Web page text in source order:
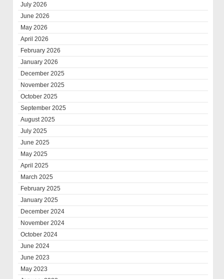
July 2026
June 2026
May 2026
April 2026
February 2026
January 2026
December 2025
November 2025
October 2025
September 2025
August 2025
July 2025
June 2025
May 2025
April 2025
March 2025
February 2025
January 2025
December 2024
November 2024
October 2024
June 2024
June 2023
May 2023